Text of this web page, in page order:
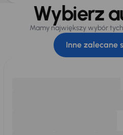
Rozpoznawanie znaków
Wybierz
Mamy największy wybór
Inne zalecane